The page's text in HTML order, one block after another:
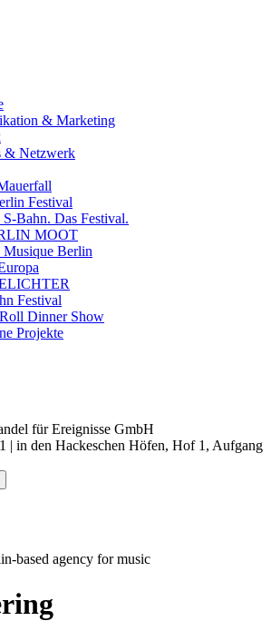
& Marketing
& Netzwerk
Festival
S-Bahn. Das Festival.
MOOT
Musique Berlin
Festival
Dinner Show
Projekte
für Ereignisse GmbH
| in den Hackeschen Höfen, Hof 1, Aufgang